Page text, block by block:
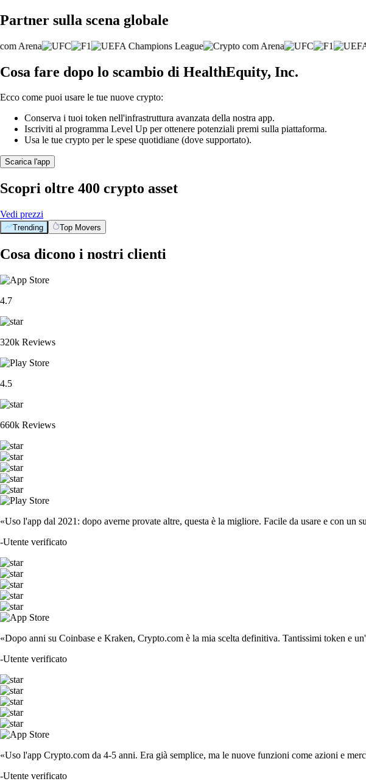
Partner sulla scena globale
Cosa fare dopo lo scambio di HealthEquity, Inc.
Ecco come puoi usare le tue nuove crypto:
Conserva i tuoi token nell'infrastruttura avanzata della nostra app.
Iscriviti al programma Level Up per ottenere potenziali premi sulla piattaforma.
Usa le tue crypto per le spese quotidiane (dove supportato).
Scarica l'app
Scopri oltre 400 crypto asset
Vedi prezzi
Trending Top Movers
Cosa dicono i nostri clienti
4.7
320k Reviews
4.5
660k Reviews
«Uso l'app dal 2021: dopo averne provate altre, questa è la migliore. Facile da usare e con un
-Utente verificato
«Dopo anni su Coinbase e Kraken, Crypto.com è la mia scelta definitiva. Tantissimi token e
-Utente verificato
«Uso l'app Crypto.com da 4-5 anni. Era già semplice, ma le nuove funzioni come azioni e
-Utente verificato